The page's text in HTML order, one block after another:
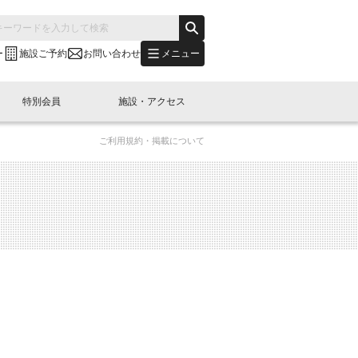
施設ご予約 お問い合わせ メニュー
別会員開催
展・参加
"LINK-BioBAY TOKYO"？
(News Letter)
コラム
ュース・事業紹介
ベント
LINK-J WEST
容
本橋エリアについて
特別会員
し込み
施設・アクセス
予約
ご利用規約・掲載について